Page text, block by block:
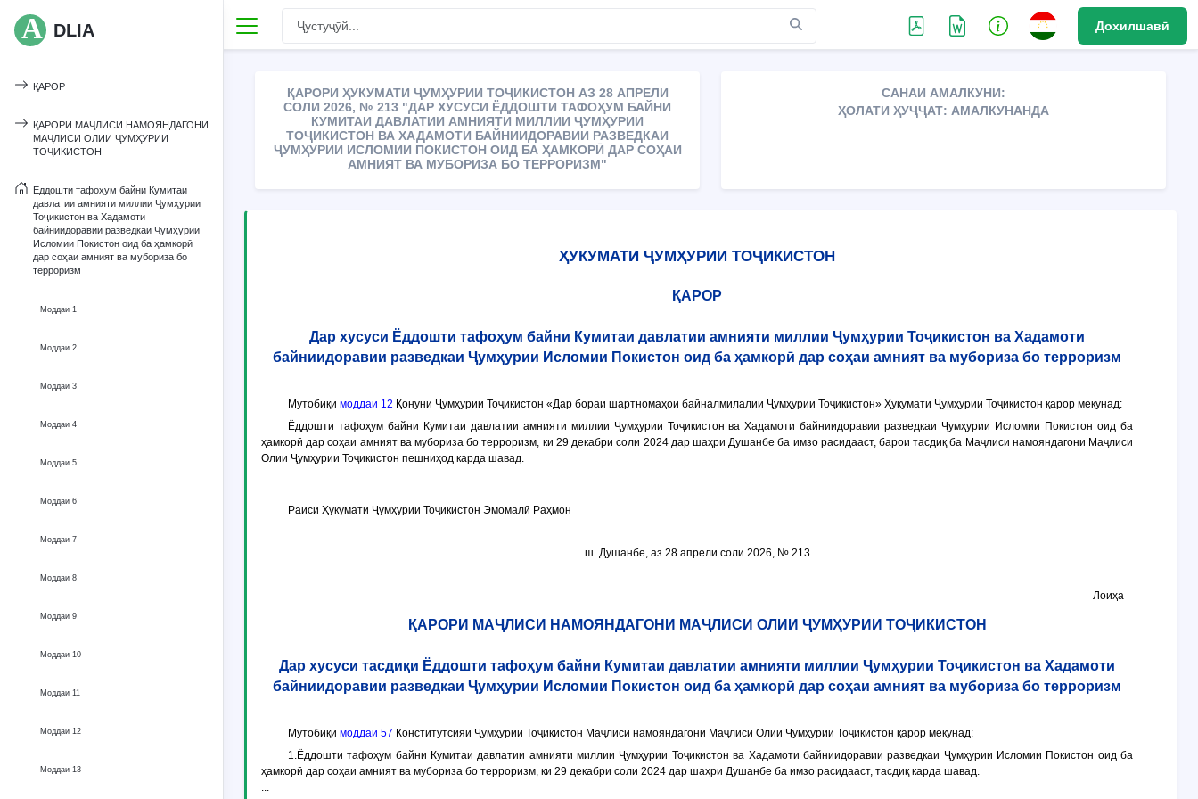
Дохилшавӣ
DLIA
ҚАРОР
ҚАРОРИ МАҶЛИСИ НАМОЯНДАГОНИ
МАҶЛИСИ ОЛИИ ҶУМҲУРИИ
ТОҶИКИСТОН
Ёддошти тафоҳум байни Кумитаи
давлатии амнияти миллии Ҷумҳурии
Тоҷикистон ва Хадамоти
байниидоравии разведкаи Ҷумҳурии
Исломии Покистон оид ба ҳамкорӣ
дар соҳаи амният ва мубориза бо
терроризм
Моддаи 1
Моддаи 2
Моддаи 3
Моддаи 4
Моддаи 5
Моддаи 6
Моддаи 7
Моддаи 8
Моддаи 9
Моддаи 10
Моддаи 11
Моддаи 12
Моддаи 13
ҚАРОРИ ҲУКУМАТИ ҶУМҲУРИИ ТОҶИКИСТОН АЗ 28 АПРЕЛИ
СОЛИ 2026, № 213 "ДАР ХУСУСИ ЁДДОШТИ ТАФОҲУМ БАЙНИ
КУМИТАИ ДАВЛАТИИ АМНИЯТИ МИЛЛИИ ҶУМҲУРИИ
ТОҶИКИСТОН ВА ХАДАМОТИ БАЙНИИДОРАВИИ РАЗВЕДКАИ
ҶУМҲУРИИ ИСЛОМИИ ПОКИСТОН ОИД БА ҲАМКОРӢ ДАР СОҲАИ
АМНИЯТ ВА МУБОРИЗА БО ТЕРРОРИЗМ"
САНАИ АМАЛКУНИ:
ҲОЛАТИ ҲУҶҶАТ: АМАЛКУНАНДА
ҲУКУМАТИ ҶУМҲУРИИ ТОҶИКИСТОН
ҚАРОР
Дар хусуси Ёддошти тафоҳум байни Кумитаи давлатии амнияти миллии Ҷумҳурии Тоҷикистон ва Хадамоти
байниидоравии разведкаи Ҷумҳурии Исломии Покистон оид ба ҳамкорӣ дар соҳаи амният ва мубориза бо терроризм
Мутобиқи моддаи 12 Қонуни Ҷумҳурии Тоҷикистон «Дар бораи шартномаҳои байналмилалии Ҷумҳурии Тоҷикистон» Ҳукумати Ҷумҳурии Тоҷикистон қарор мекунад:
Ёддошти тафоҳум байни Кумитаи давлатии амнияти миллии Ҷумҳурии Тоҷикистон ва Хадамоти байниидоравии разведкаи Ҷумҳурии Исломии Покистон оид ба
ҳамкорӣ дар соҳаи амният ва мубориза бо терроризм, ки 29 декабри соли 2024 дар шаҳри Душанбе ба имзо расидааст, барои тасдиқ ба Маҷлиси намояндагони Маҷлиси
Олии Ҷумҳурии Тоҷикистон пешниҳод карда шавад.
Раиси Ҳукумати Ҷумҳурии Тоҷикистон Эмомалӣ Раҳмон
ш. Душанбе, аз 28 апрели соли 2026, № 213
Лоиҳа
ҚАРОРИ МАҶЛИСИ НАМОЯНДАГОНИ МАҶЛИСИ ОЛИИ ҶУМҲУРИИ ТОҶИКИСТОН
Дар хусуси тасдиқи Ёддошти тафоҳум байни Кумитаи давлатии амнияти миллии Ҷумҳурии Тоҷикистон ва Хадамоти
байниидоравии разведкаи Ҷумҳурии Исломии Покистон оид ба ҳамкорӣ дар соҳаи амният ва мубориза бо терроризм
Мутобиқи моддаи 57 Конститутсияи Ҷумҳурии Тоҷикистон Маҷлиси намояндагони Маҷлиси Олии Ҷумҳурии Тоҷикистон қарор мекунад:
1.Ёддошти тафоҳум байни Кумитаи давлатии амнияти миллии Ҷумҳурии Тоҷикистон ва Хадамоти байниидоравии разведкаи Ҷумҳурии Исломии Покистон оид ба
ҳамкорӣ дар соҳаи амният ва мубориза бо терроризм, ки 29 декабри соли 2024 дар шаҳри Душанбе ба имзо расидааст, тасдиқ карда шавад.
...